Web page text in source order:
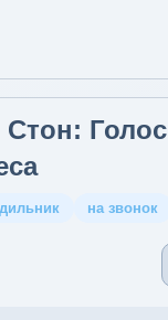
Голос
на звонок